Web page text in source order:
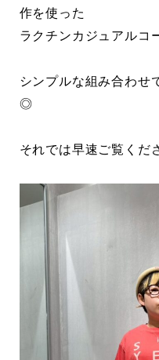
作を使った
ラクチンカジュアルコ
シンプルな組み合わせ
◎
それでは早速ご覧くだ